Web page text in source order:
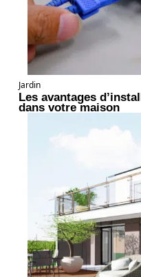
Jardin
Les avantages
dans votre maison